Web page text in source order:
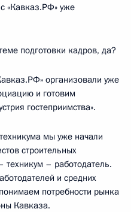
«Кавказ.РФ» уже
подготовки кадров, да?
организовали уже
и готовим
гостеприимства».
мы уже начали
строительных
– работодатель.
и средних
потребности рынка
Кавказа.